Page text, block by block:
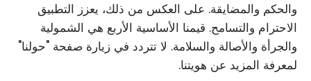
والحكم والمضايقة. على العكس من ذلك، يعزز التطبيق
الاحترام والتسامح. قيمنا الأساسية الأربع هي الشمولية
والجرأة والأصالة والسلامة. لا تتردد في زيارة صفحة "حولنا"
لمعرفة المزيد عن هويتنا.